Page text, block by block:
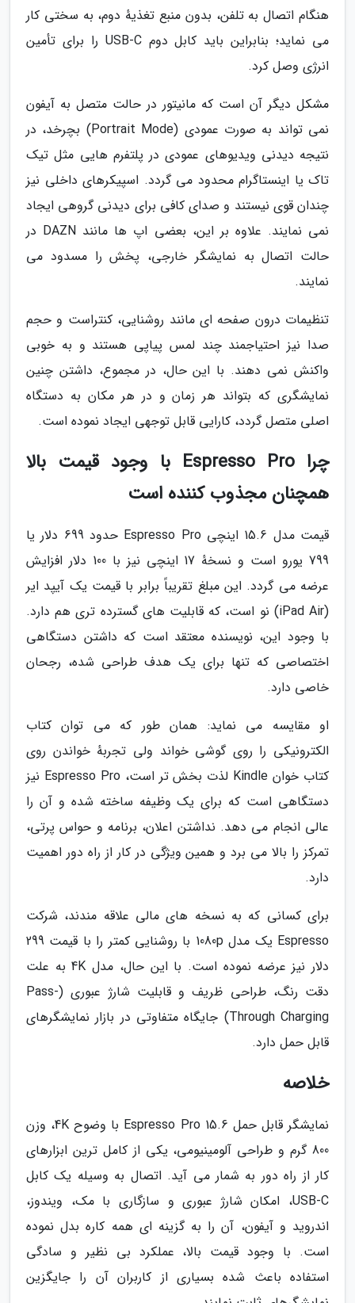
هنگام اتصال به تلفن، بدون منبع تغذیهٔ دوم، به سختی کار
می نماید؛ بنابراین باید کابل دوم USB-C را برای تأمین
انرژی وصل کرد.
مشکل دیگر آن است که مانیتور در حالت متصل به آیفون
نمی تواند به صورت عمودی (Portrait Mode) بچرخد، در
نتیجه دیدنی ویدیوهای عمودی در پلتفرم هایی مثل تیک
تاک یا اینستاگرام محدود می گردد. اسپیکرهای داخلی نیز
چندان قوی نیستند و صدای کافی برای دیدنی گروهی ایجاد
نمی نمایند. علاوه بر این، بعضی اپ ها مانند DAZN در
حالت اتصال به نمایشگر خارجی، پخش را مسدود می
نمایند.
تنظیمات درون صفحه ای مانند روشنایی، کنتراست و حجم
صدا نیز احتیاجمند چند لمس پیاپی هستند و به خوبی
واکنش نمی دهند. با این حال، در مجموع، داشتن چنین
نمایشگری که بتواند هر زمان و در هر مکان به دستگاه
اصلی متصل گردد، کارایی قابل توجهی ایجاد نموده است.
چرا Espresso Pro با وجود قیمت بالا
همچنان مجذوب کننده است
قیمت مدل 15.6 اینچی Espresso Pro حدود 699 دلار یا
799 یورو است و نسخهٔ 17 اینچی نیز با 100 دلار افزایش
عرضه می گردد. این مبلغ تقریباً برابر با قیمت یک آیپد ایر
(iPad Air) نو است، که قابلیت های گسترده تری هم دارد.
با وجود این، نویسنده معتقد است که داشتن دستگاهی
اختصاصی که تنها برای یک هدف طراحی شده، رجحان
خاصی دارد.
او مقایسه می نماید: همان طور که می توان کتاب
الکترونیکی را روی گوشی خواند ولی تجربهٔ خواندن روی
کتاب خوان Kindle لذت بخش تر است، Espresso Pro نیز
دستگاهی است که برای یک وظیفه ساخته شده و آن را
عالی انجام می دهد. نداشتن اعلان، برنامه و حواس پرتی،
تمرکز را بالا می برد و همین ویژگی در کار از راه دور اهمیت
دارد.
برای کسانی که به نسخه های مالی علاقه مندند، شرکت
Espresso یک مدل 1080p با روشنایی کمتر را با قیمت 299
دلار نیز عرضه نموده است. با این حال، مدل 4K به علت
دقت رنگ، طراحی ظریف و قابلیت شارژ عبوری (Pass-
Through Charging) جایگاه متفاوتی در بازار نمایشگرهای
قابل حمل دارد.
خلاصه
نمایشگر قابل حمل Espresso Pro 15.6 با وضوح 4K، وزن
800 گرم و طراحی آلومینیومی، یکی از کامل ترین ابزارهای
کار از راه دور به شمار می آید. اتصال به وسیله یک کابل
USB-C، امکان شارژ عبوری و سازگاری با مک، ویندوز،
اندروید و آیفون، آن را به گزینه ای همه کاره بدل نموده
است. با وجود قیمت بالا، عملکرد بی نظیر و سادگی
استفاده باعث شده بسیاری از کاربران آن را جایگزین